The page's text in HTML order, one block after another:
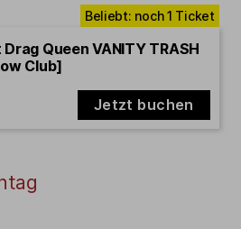
Queen VANITY TRASH
Club]
Jetzt buchen